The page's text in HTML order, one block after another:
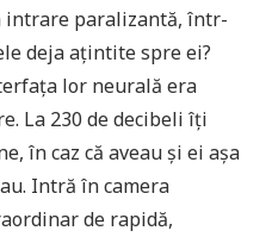
intrare paralizantă, într-
deja ațintite spre ei?
lor neurală era
La 230 de decibeli îți
în caz că aveau și ei așa
Intră în camera
de rapidă,